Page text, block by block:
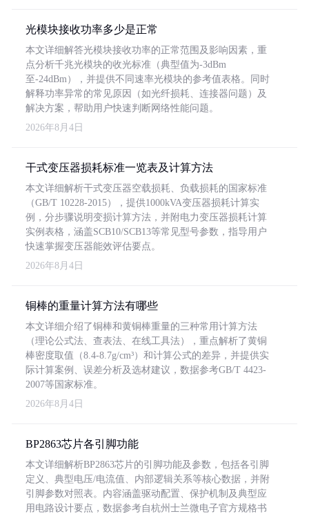
光模块接收功率多少是正常
本文详细解答光模块接收功率的正常范围及影响因素，重
点分析千兆光模块的收光标准（典型值为-3dBm
至-24dBm），并提供不同速率光模块的参考值表格。同时
解释功率异常的常见原因（如光纤损耗、连接器问题）及
解决方案，帮助用户快速判断网络性能问题。
2026年8月4日
干式变压器损耗标准一览表及计算方法
本文详细解析干式变压器空载损耗、负载损耗的国家标准
（GB/T 10228-2015），提供1000kVA变压器损耗计算实
例，分步骤说明变损计算方法，并附电力变压器损耗计算
实例表格，涵盖SCB10/SCB13等常见型号参数，指导用户
快速掌握变压器能效评估要点。
2026年8月4日
铜棒的重量计算方法有哪些
本文详细介绍了铜棒和黄铜棒重量的三种常用计算方法
（理论公式法、查表法、在线工具法），重点解析了黄铜
棒密度取值（8.4-8.7g/cm³）和计算公式的差异，并提供实
际计算案例、误差分析及选材建议，数据参考GB/T 4423-
2007等国家标准。
2026年8月4日
BP2863芯片各引脚功能
本文详细解析BP2863芯片的引脚功能及参数，包括各引脚
定义、典型电压/电流值、内部逻辑关系等核心数据，并附
引脚参数对照表。内容涵盖驱动配置、保护机制及典型应
用电路设计要点，数据参考自杭州士兰微电子官方规格书